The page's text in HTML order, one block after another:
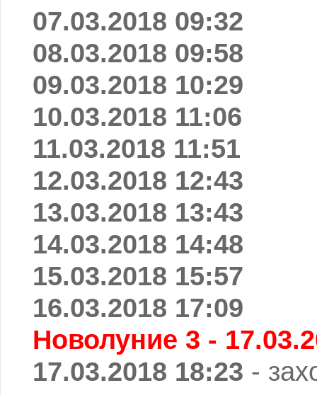
07.03.2018 09:32
08.03.2018 09:58
09.03.2018 10:29
10.03.2018 11:06
11.03.2018 11:51
12.03.2018 12:43
13.03.2018 13:43
14.03.2018 14:48
15.03.2018 15:57
16.03.2018 17:09
Новолуние 3 -
17.03.2018 18:23 -